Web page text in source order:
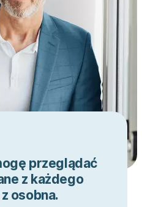
przeglądać
z każdego
osobna.